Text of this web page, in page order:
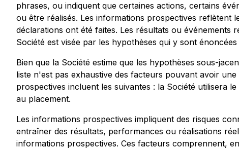
phrases, ou indiquent que certaines actions, certains
ou être réalisés. Les informations prospectives reflètent
déclarations ont été faites. Les résultats ou
Société est visée par les hypothèses qui y sont
Bien que la Société estime que les hypothèses sous-
liste n'est pas exhaustive des facteurs pouvant avoir
prospectives incluent les suivantes : la Société utilisera
au placement.
Les informations prospectives impliquent des risques
entraîner des résultats, performances ou réalisations
informations prospectives. Ces facteurs comprennent,